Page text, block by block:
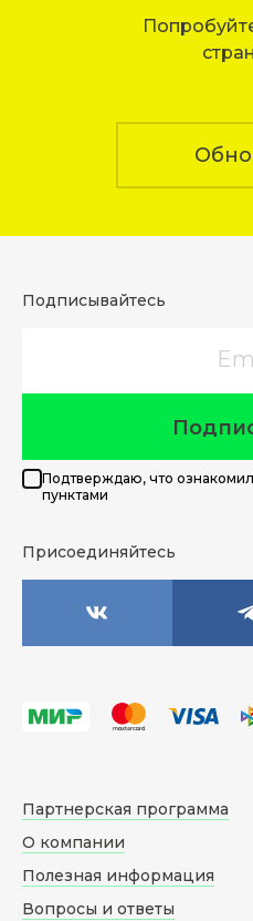
Подписывайтесь
Подтверждаю, что
пунктами
Присоединяйтесь
Партнерская программа
О компании
Полезная информация
Вопросы и ответы